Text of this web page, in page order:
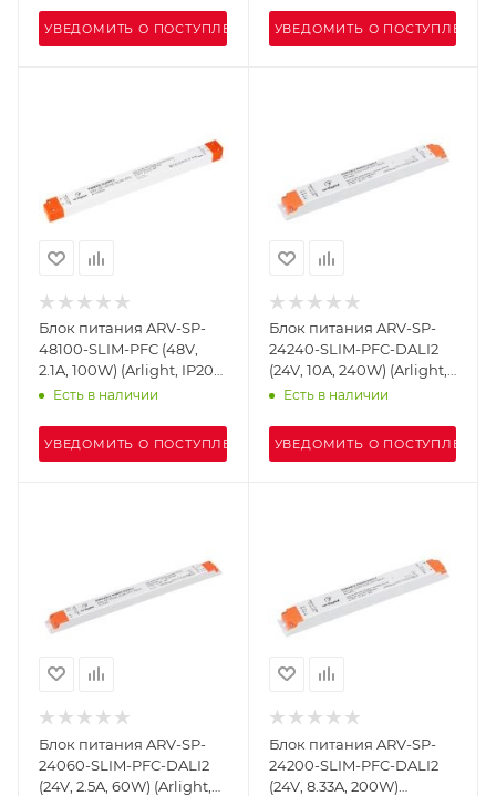
УВЕДОМИТЬ О ПОСТУПЛЕНИИ УВЕДОМИТЬ О ПОСТУПЛЕНИИ
Блок питания ARV-SP-
48100-SLIM-PFC (48V,
2.1A, 100W) (Arlight, IP20
Пластик, 5 лет)
Есть в наличии
УВЕДОМИТЬ О ПОСТУПЛЕНИИ
Блок питания ARV-SP-
24240-SLIM-PFC-DALI2
(24V, 10A, 240W) (Arlight,
IP20 Пластик, 5 лет)
Есть в наличии
УВЕДОМИТЬ О ПОСТУПЛЕНИИ
Блок питания ARV-SP-
24060-SLIM-PFC-DALI2
(24V, 2.5A, 60W) (Arlight,
Блок питания ARV-SP-
24200-SLIM-PFC-DALI2
(24V, 8.33A, 200W)